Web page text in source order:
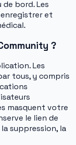
bord. Les
et
?
Les
tous, y compris
masquent votre
le lien de
suppression, la